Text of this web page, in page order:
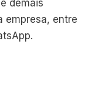
demais
empresa, entre